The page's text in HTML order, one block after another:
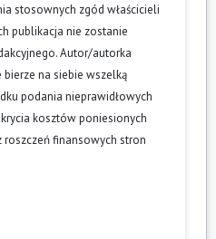
stosownych zgód właścicieli
publikacja nie zostanie
Autor/autorka
na siebie wszelką
podania nieprawidłowych
kosztów poniesionych
roszczeń finansowych stron